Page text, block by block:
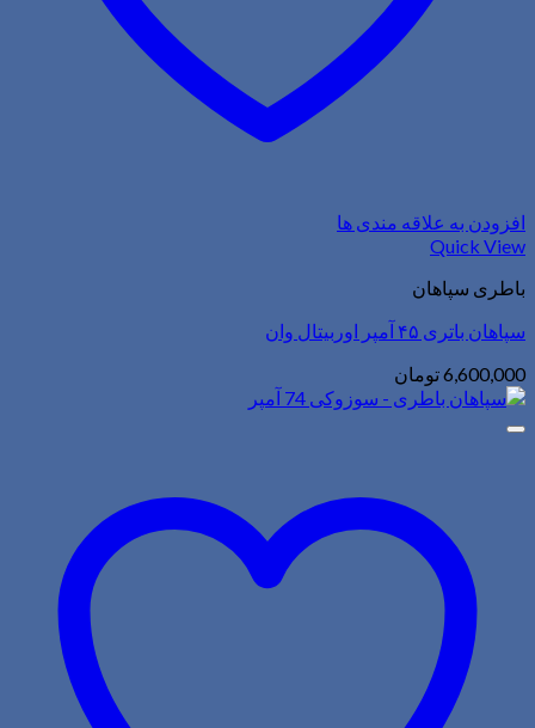
افزودن به علاقه مندی ها
Quick View
باطری سپاهان
سپاهان باتری ۴۵ آمپر اوربیتال وان
6,600,000تومان